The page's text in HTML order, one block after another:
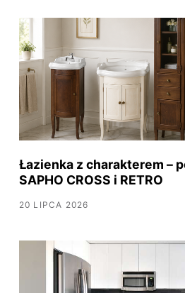
Łazienka z charakterem –
SAPHO CROSS i RETRO
20 LIPCA 2026